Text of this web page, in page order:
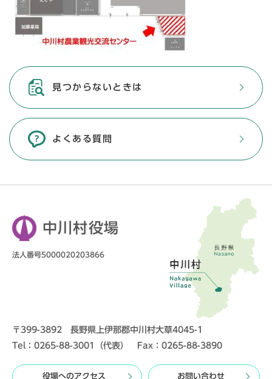
見つからないときは
よくある質問
中川村役場
法人番号5000020203866
〒399-3892 長野県上伊那郡中川村大草4045-1
Tel：0265-88-3001（代表） Fax：0265-88-3890
役場へのアクセス お問い合わせ